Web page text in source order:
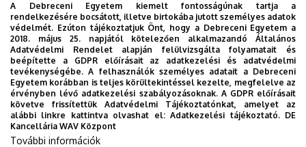
Szervezeti egység
Debreceni Egyetem, Műszaki
Kar, MK Tanulmányi Osztály
Központi telefonszám +36 52 415 155
E-mail cím
A Debreceni Egyetem kiemelt fontosságúnak tartja a
rendelkezésére bocsátott, illetve birtokába jutott személyes adatok
védelmét. Ezúton tájékoztatjuk Önt, hogy a Debreceni Egyetem a
2018. május 25. napjától kötelezően alkalmazandó Általános
Adatvédelmi Rendelet alapján felülvizsgálta folyamatait és
beépítette a GDPR előírásait az adatkezelési és adatvédelmi
tevékenységébe. A felhasználók személyes adatait a Debreceni
Egyetem korábban is teljes körültekintéssel kezelte, megfelelve az
érvényben lévő adatkezelési szabályozásoknak. A GDPR előírásait
követve frissítettük Adatvédelmi Tájékoztatónkat, amelyet az
alábbi linkre kattintva olvashat el:Adatkezelési tájékoztató. DE
Kancellária WAV Központ
További információk